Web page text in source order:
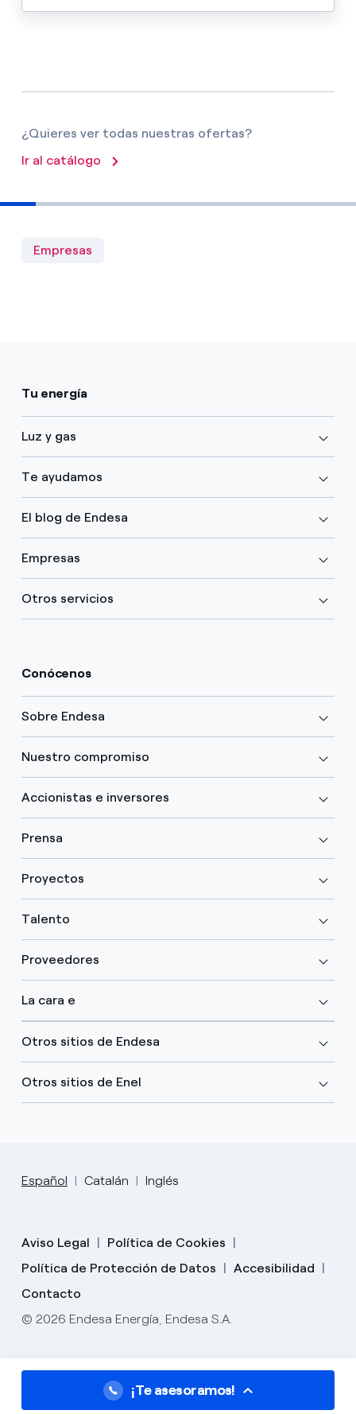
¡Te asesoramos!
¿Quieres ver todas nuestras ofertas?
Ir al catálogo
Empresas
Tu energía
Luz y gas
Te ayudamos
El blog de Endesa
Empresas
Otros servicios
Conócenos
Sobre Endesa
Nuestro compromiso
Accionistas e inversores
Prensa
Proyectos
Talento
Proveedores
La cara e
Otros sitios de Endesa
Otros sitios de Enel
Español Catalán Inglés
Aviso Legal
Política de Cookies
Política de Protección de Datos
Accesibilidad
Contacto
© 2026 Endesa Energía, Endesa S.A.